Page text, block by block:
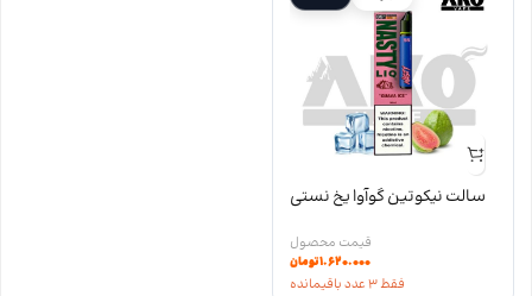
سالت نیکوتین گوآوا یخ نستی
۱.۶۲۰.۰۰۰تومان
فقط 3 عدد باقیمانده